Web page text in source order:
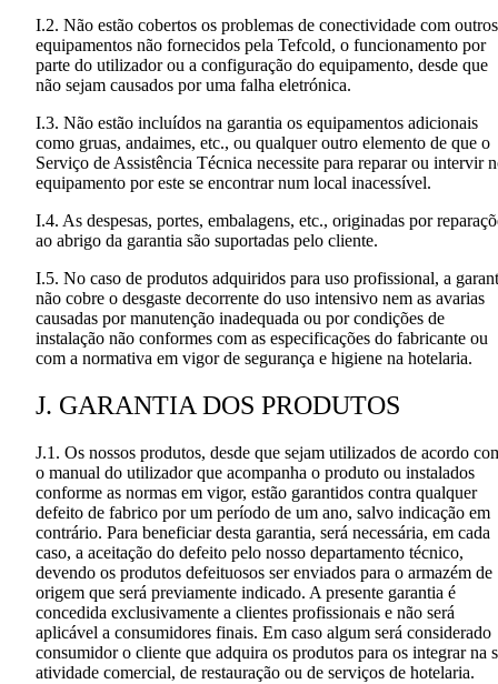
I.2. Não estão cobertos os problemas de conectividade com outros
equipamentos não fornecidos pela Tefcold, o funcionamento por
parte do utilizador ou a configuração do equipamento, desde que
não sejam causados por uma falha eletrónica.
I.3. Não estão incluídos na garantia os equipamentos adicionais
como gruas, andaimes, etc., ou qualquer outro elemento de que o
Serviço de Assistência Técnica necessite para reparar ou intervir
equipamento por este se encontrar num local inacessível.
I.4. As despesas, portes, embalagens, etc., originadas por
ao abrigo da garantia são suportadas pelo cliente.
I.5. No caso de produtos adquiridos para uso profissional, a
não cobre o desgaste decorrente do uso intensivo nem as avarias
causadas por manutenção inadequada ou por condições de
instalação não conformes com as especificações do fabricante ou
com a normativa em vigor de segurança e higiene na hotelaria.
J. GARANTIA DOS PRODUTOS
J.1. Os nossos produtos, desde que sejam utilizados de acordo
o manual do utilizador que acompanha o produto ou instalados
conforme as normas em vigor, estão garantidos contra qualquer
defeito de fabrico por um período de um ano, salvo indicação em
contrário. Para beneficiar desta garantia, será necessária, em cada
caso, a aceitação do defeito pelo nosso departamento técnico,
devendo os produtos defeituosos ser enviados para o armazém de
origem que será previamente indicado. A presente garantia é
concedida exclusivamente a clientes profissionais e não será
aplicável a consumidores finais. Em caso algum será considerado
consumidor o cliente que adquira os produtos para os integrar na
atividade comercial, de restauração ou de serviços de hotelaria.